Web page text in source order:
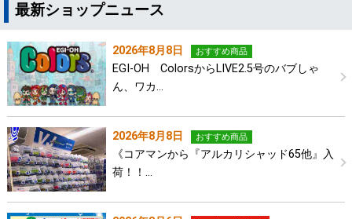
最新ショップニュース
2026年8月8日 おすすめ商品
EGI-OH ColorsからLIVE2.5号のバブしゃ
ん、ワカ…
2026年8月8日 おすすめ商品
《コアマンから『アルカリシャッド65他』入
荷！！…